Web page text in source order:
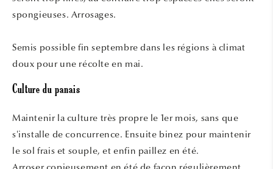
spongieuses. Arrosages.
Semis possible fin septembre dans les régions à climat
doux pour une récolte en mai.
Culture du panais
Maintenir la culture très propre le 1er mois, sans que
s'installe de concurrence. Ensuite binez pour maintenir
le sol frais et souple, et enfin paillez en été.